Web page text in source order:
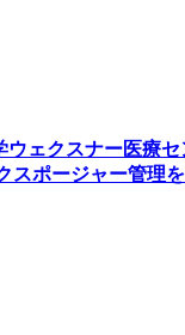
ウェクスナー医療セ
スポージャー管理